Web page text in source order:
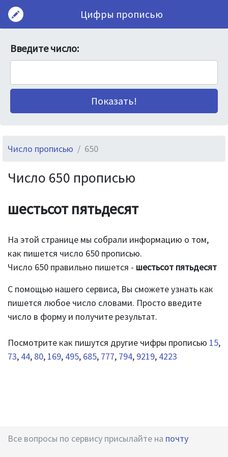
Цифры прописью
Введите число:
Число прописью 650
Число 650 прописью
шестьсот пятьдесят
На этой странице мы собрали информацию о том,
как пишется число 650 прописью.
Число 650 правильно пишется - шестьсот пятьдесят
С помощью нашего сервиса, Вы сможете узнать как
пишется любое число словами. Просто введите
число в форму и получите результат.
Посмотрите как пишутся другие чифры прописью 15,
73, 44, 80, 169, 495, 685, 777, 794, 9219, 4223
Все вопросы по сервису присылайте на почту